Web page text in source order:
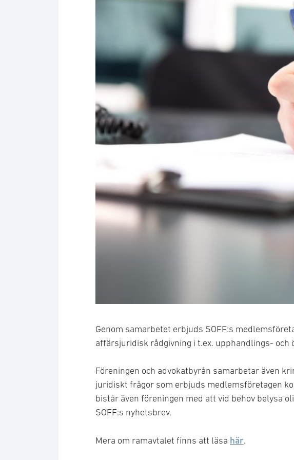
Genom samarbetet erbjuds SOFF:s
affärsjuridisk rådgivning i t.ex. upphandlings- och
Föreningen och advokatbyrån samarbetar även
juridiskt frågor som erbjuds medlemsföretagen
bistår även föreningen med att vid behov belysa
SOFF:s nyhetsbrev.
Mera om ramavtalet finns att läsa här.